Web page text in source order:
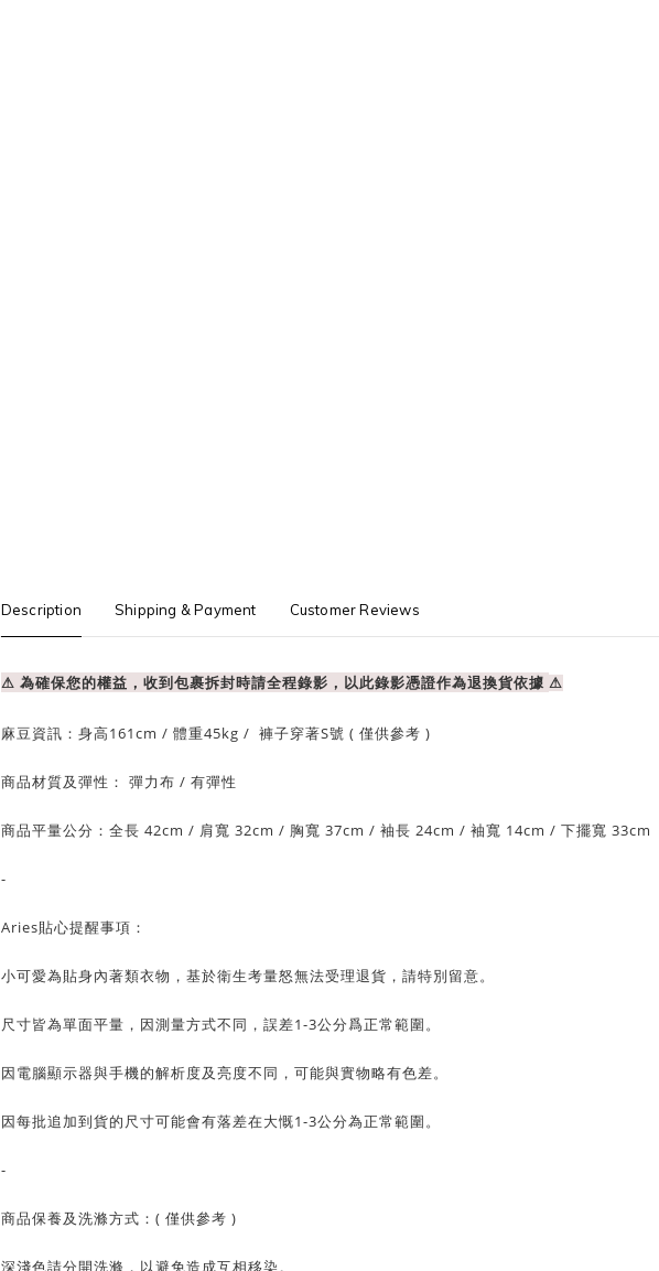
Description Shipping & Payment Customer Reviews
⚠ 為確保您的權益，收到包裹拆封時請全程錄影，以此錄影憑證作為退換貨依據 ⚠
麻豆資訊： 身高161cm / 體重45kg / 褲子穿著S號 ( 僅供參考 )
商品材質及彈性： 彈力布 / 有彈性
商品平量公分：全長 42cm / 肩寬 32cm / 胸寬 37cm / 袖長 24cm / 袖寬 14cm / 下擺寬 33cm
-
Aries貼心提醒事項：
小可愛為貼身內著類衣物，基於衛生考量怒無法受理退貨，請特別留意。
尺寸皆為單面平量，因測量方式不同，誤差1-3公分爲正常範圍。
因電腦顯示器與手機的解析度及亮度不同，可能與實物略有色差。
因每批追加到貨的尺寸可能會有落差在大慨1-3公分為正常範圍。
-
商品保養及洗滌方式：( 僅供參考 )
深淺色請分開洗滌，以避免造成互相移染。